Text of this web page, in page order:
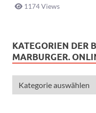
1174 Views
KATEGORIEN DER
MARBURGER.